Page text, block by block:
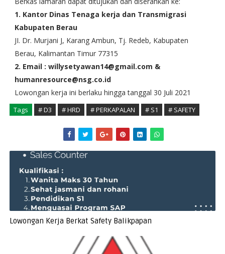
1. Kantor Dinas Tenaga kerja dan Transmigrasi
Kabupaten Berau
JI. Dr. Murjani J, Karang Ambun, Tj. Redeb, Kabupaten
Berau, Kalimantan Timur 77315
2. Email : willysetyawan14@gmail.com &
humanresource@nsg.co.id
Lowongan kerja ini berlaku hingga tanggal 30 Juli 2021
Tags # D3 # HRD # PERKAPALAN # S1 # SAFETY
Lowongan Kerja Berkat Safety Balikpapan